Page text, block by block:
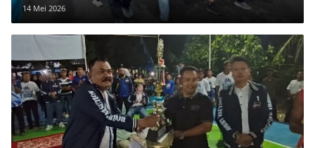
14 Mei 2026